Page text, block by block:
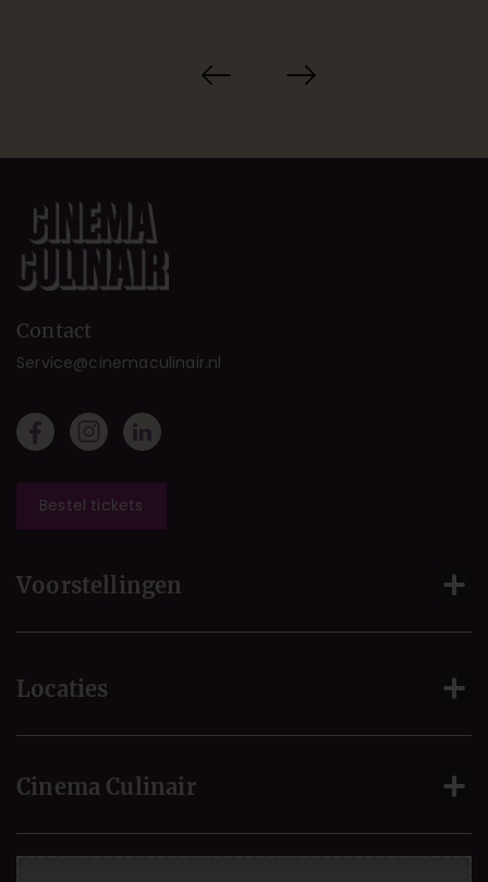
Contact
Service@cinemaculinair.nl
Bestel tickets
Voorstellingen
Locaties
Cinema Culinair